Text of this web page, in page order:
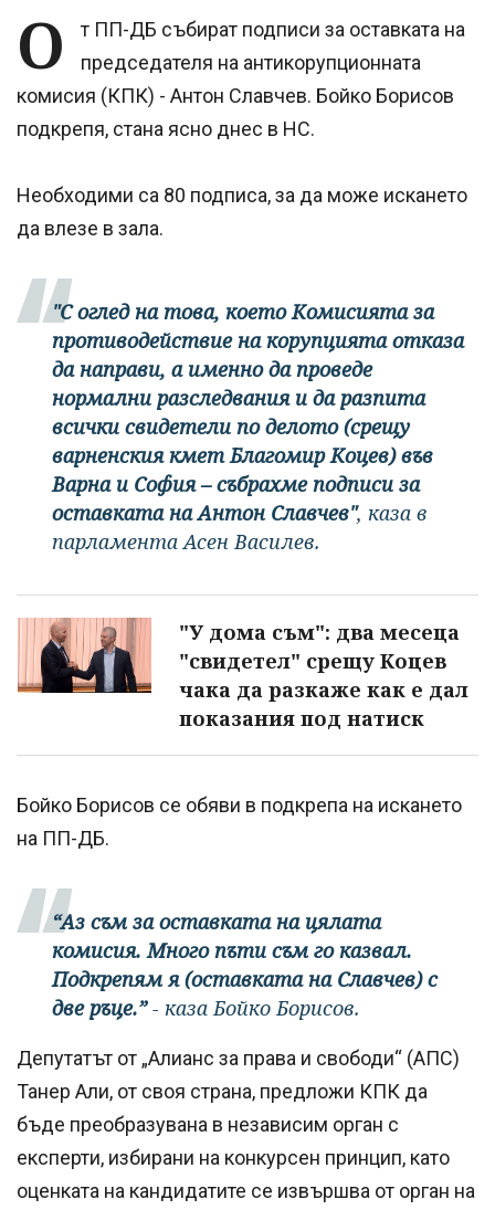
О
т ПП-ДБ събират подписи за оставката на
председателя на антикорупционната
комисия (КПК) - Антон Славчев. Бойко Борисов
подкрепя, стана ясно днес в НС.
Необходими са 80 подписа, за да може искането
да влезе в зала.
"С оглед на това, което Комисията за
противодействие на корупцията отказа
да направи, а именно да проведе
нормални разследвания и да разпита
всички свидетели по делото (срещу
варненския кмет Благомир Коцев) във
Варна и София – събрахме подписи за
оставката на Антон Славчев", каза в
парламента Асен Василев.
"У дома съм": два месеца
"свидетел" срещу Коцев
чака да разкаже как е дал
показания под натиск
Бойко Борисов се обяви в подкрепа на искането
на ПП-ДБ.
“Аз съм за оставката на цялата
комисия. Много пъти съм го казвал.
Подкрепям я (оставката на Славчев) с
две ръце.”- каза Бойко Борисов.
Депутатът от „Алианс за права и свободи“ (АПС)
Танер Али, от своя страна, предложи КПК да
бъде преобразувана в независим орган с
експерти, избирани на конкурсен принцип, като
оценката на кандидатите се извършва от орган на